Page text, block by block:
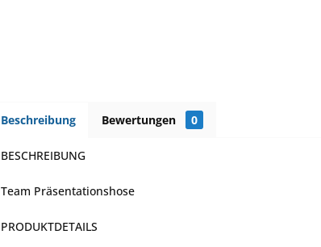
Beschreibung Bewertungen 0
BESCHREIBUNG
Team Präsentationshose
PRODUKTDETAILS